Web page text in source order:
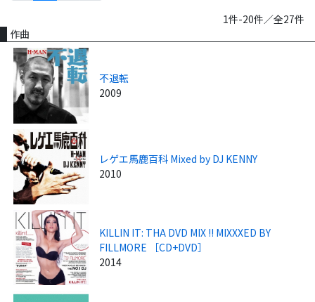
1件-20件／全27件
作曲
不退転
2009
レゲエ馬鹿百科 Mixed by DJ KENNY
2010
KILLIN IT: THA DVD MIX !! MIXXXED BY
FILLMORE ［CD+DVD］
2014